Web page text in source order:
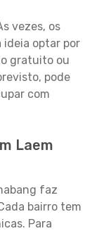
vezes, os
ideia optar por
gratuito ou
pode
com
Laem
faz
bairro tem
Para